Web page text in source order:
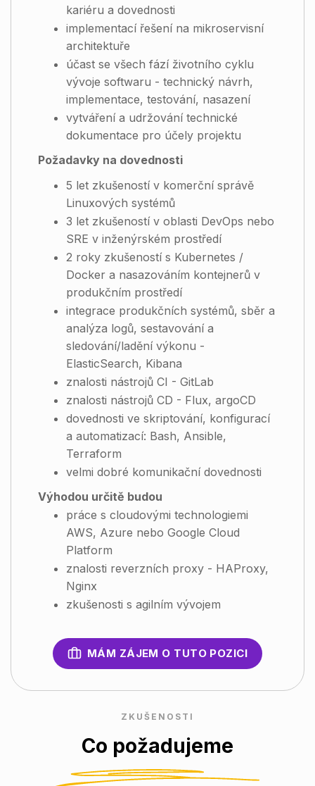
kariéru a dovednosti
implementací řešení na mikroservisní
architektuře
účast se všech fází životního cyklu
vývoje softwaru - technický návrh,
implementace, testování, nasazení
vytváření a udržování technické
dokumentace pro účely projektu
Požadavky na dovednosti
5 let zkušeností v komerční správě
Linuxových systémů
3 let zkušeností v oblasti DevOps nebo
SRE v inženýrském prostředí
2 roky zkušeností s Kubernetes /
Docker a nasazováním kontejnerů v
produkčním prostředí
integrace produkčních systémů, sběr a
analýza logů, sestavování a
sledování/ladění výkonu -
ElasticSearch, Kibana
znalosti nástrojů CI - GitLab
znalosti nástrojů CD - Flux, argoCD
dovednosti ve skriptování, konfigurací
a automatizací: Bash, Ansible,
Terraform
velmi dobré komunikační dovednosti
Výhodou určitě budou
práce s cloudovými technologiemi
AWS, Azure nebo Google Cloud
Platform
znalosti reverzních proxy - HAProxy,
Nginx
zkušenosti s agilním vývojem
MÁM ZÁJEM O TUTO POZICI
ZKUŠENOSTI
Co požadujeme